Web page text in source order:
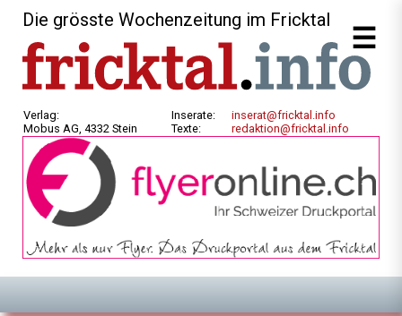
Die grösste Wochenzeitung im Fricktal
Verlag:
Mobus AG, 4332 Stein
Inserate:
Texte:
inserat@fricktal.info
redaktion@fricktal.info